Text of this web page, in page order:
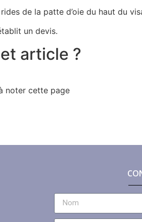
de la patte d’oie du haut du
un devis.
article ?
noter cette page